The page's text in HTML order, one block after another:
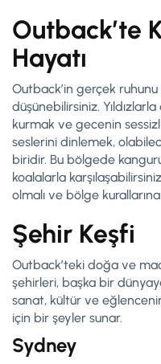
Outback’te
Hayatı
Outback’in gerçek
düşünebilirsiniz.
kurmak ve gecenin
seslerini dinlemek,
biridir. Bu bölgede
koalalarla
olmalı ve bölge kurallarına
Şehir Keşfi
Outback’teki doğa ve
şehirleri, başka bir
sanat, kültür ve
için bir şeyler sunar.
Sydney